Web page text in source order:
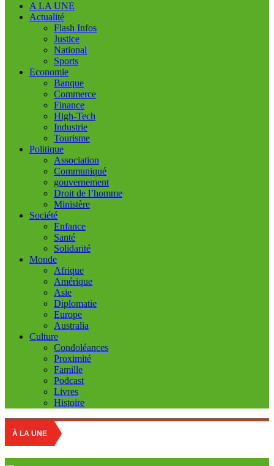
A LA UNE
Actualité
Flash Infos
Justice
National
Sports
Economie
Banque
Commerce
Finance
High-Tech
Industrie
Tourisme
Politique
Association
Communiqué
gouvernement
Droit de l’homme
Ministère
Société
Enfance
Santé
Solidarité
Monde
Afrique
Amérique
Asie
Diplomatie
Europe
Australia
Culture
Condoléances
Proximité
Famille
Podcast
Livres
Histoire
À LA UNE